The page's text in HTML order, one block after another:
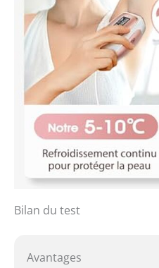
Bilan du test
Avantages